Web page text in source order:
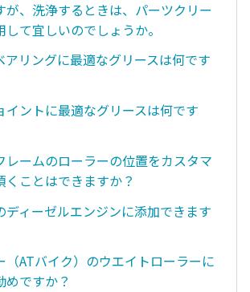
が、洗浄するときは、パーツクリー
して宜しいのでしょうか。
アリングに最適なグリースは何です
イントに最適なグリースは何です
レームのローラーの位置をカスタマ
くことはできますか？
ディーゼルエンジンに添加できます
（ATバイク）のウエイトローラーに
めですか？